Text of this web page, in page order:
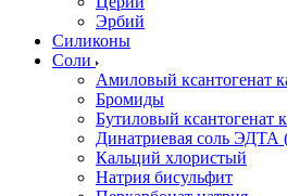
Эрбий
Силиконы
Соли
Амиловый ксантогенат
Бромиды
Бутиловый ксантогенат
Динатриевая соль ЭДТА
Кальций хлористый
Натрия бисульфит